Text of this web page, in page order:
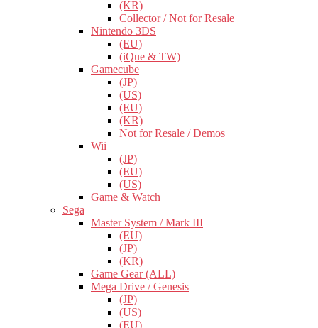
(KR)
Collector / Not for Resale
Nintendo 3DS
(EU)
(iQue & TW)
Gamecube
(JP)
(US)
(EU)
(KR)
Not for Resale / Demos
Wii
(JP)
(EU)
(US)
Game & Watch
Sega
Master System / Mark III
(EU)
(JP)
(KR)
Game Gear (ALL)
Mega Drive / Genesis
(JP)
(US)
(EU)